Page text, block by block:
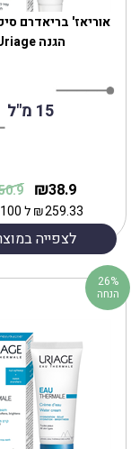
אוריאז' בריאדרם
הגנה Uriage
15 מ"ל
38.9
₪
259.33
₪ל 100 מ''ל
לצפייה
26%
הנחה